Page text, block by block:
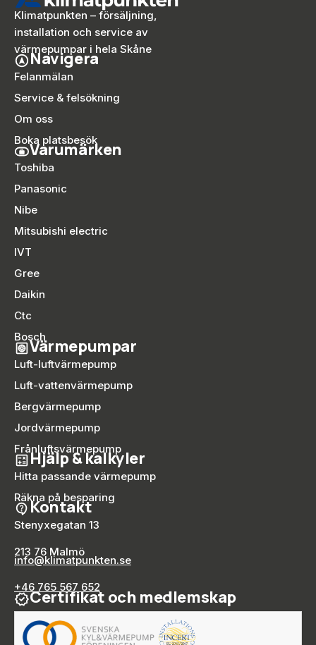
Klimatpunkten – försäljning,
installation och service av
värmepumpar i hela Skåne
Navigera
Felanmälan
Service & felsökning
Om oss
Boka platsbesök
Varumärken
Toshiba
Panasonic
Nibe
Mitsubishi electric
IVT
Gree
Daikin
Ctc
BoschVärmepumpar
Luft-luftvärmepump
Luft-vattenvärmepump
Bergvärmepump
Jordvärmepump
Frånluftsvärmepump
Hjälp & kalkyler
Hitta passande värmepump
Räkna på besparing
Kontakt
Stenyxegatan 13
213 76 Malmö
info@klimatpunkten.se
+46 765 567 652
Certifikat och medlemskap